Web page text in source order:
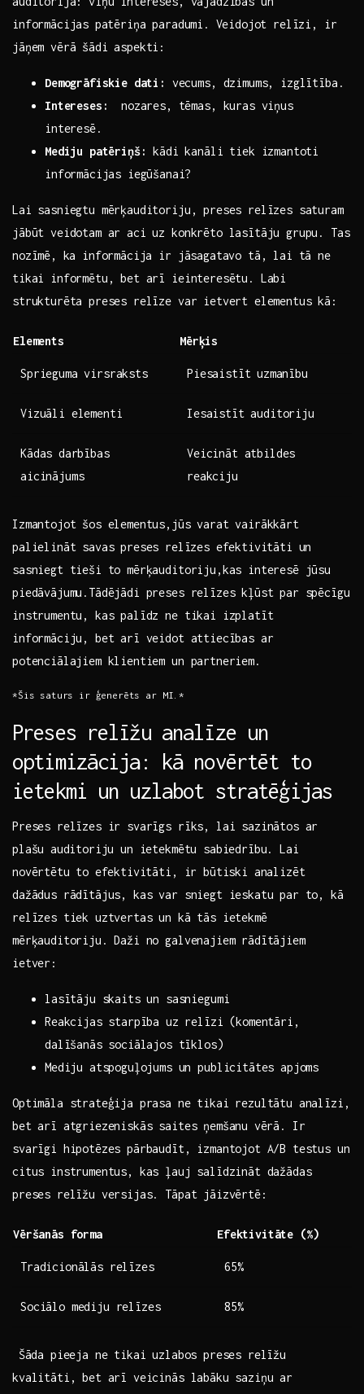
informācijas ⁤patēriņa paradumi.⁢ Veidojot relīzi, ir
jāņem​ vērā šādi aspekti:
Demogrāfiskie dati:
vecums, dzimums, izglītība.
Intereses:
​ nozares, tēmas, kuras viņus
interesē.
Mediju ​patēriņš: kādi kanāli tiek izmantoti
informācijas iegūšanai?
Lai sasniegtu mērķauditoriju, preses relīzes saturam
jābūt veidotam ar aci ‍uz konkrēto lasītāju grupu. Tas
nozīmē,⁣ ka informācija ir jāsagatavo tā, lai tā ne
tikai informētu, bet arī ieinteresētu. Labi
strukturēta preses relīze var ietvert elementus kā:
Elements Mērķis
Sprieguma virsraksts Piesaistīt⁣ uzmanību
Vizuāli elementi Iesaistīt auditoriju
Kādas ⁣darbības
aicinājums
Veicināt atbildes
reakciju
Izmantojot‍ šos elementus,jūs varat vairākkārt
palielināt savas preses⁣ relīzes efektivitāti un
sasniegt tieši to ‍mērķauditoriju,kas interesē jūsu
piedāvājumu.Tādējādi preses relīzes kļūst par spēcīgu
instrumentu, kas palīdz ​ne tikai izplatīt‌
informāciju, bet arī veidot attiecības ar
potenciālajiem klientiem un partneriem.
*Šis saturs ​ir ģenerēts ar MI.*
Preses relīžu analīze un
optimizācija: kā‌ novērtēt to
ietekmi un uzlabot stratēģijas
Preses relīzes ir​ svarīgs rīks, lai sazinātos ar
plašu ⁢auditoriju un ietekmētu sabiedrību. Lai
novērtētu to⁣ efektivitāti, ir būtiski analizēt
dažādus rādītājus, kas var sniegt ieskatu par to, kā
relīzes tiek​ uztvertas un kā tās ietekmē
mērķauditoriju. ‌Daži no galvenajiem rādītājiem
ietver:
lasītāju skaits ​un sasniegumi
Reakcijas starpība uz relīzi (komentāri,
dalīšanās sociālajos tīklos)
Mediju atspoguļojums un publicitātes apjoms
Optimāla strateģija prasa ne tikai rezultātu analīzi,
bet arī atgriezeniskās saites ņemšanu⁢ vērā. Ir
svarīgi hipotēzes pārbaudīt, izmantojot A/B testus ⁣un
citus instrumentus, kas ļauj salīdzināt dažādas
preses relīžu versijas. Tāpat jāizvērtē:
Vēršanās forma Efektivitāte (%)
Tradicionālās relīzes 65%
Sociālo mediju relīzes 85%
⁣ Šāda pieeja ne tikai uzlabos preses relīžu
kvalitāti, bet arī veicinās‍ labāku saziņu ar